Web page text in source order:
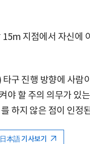
지점에서 자신에
구 진행 방향에 사람
야 할 주의 의무가 있
하지 않은 점이 인정
日本語 기사보기